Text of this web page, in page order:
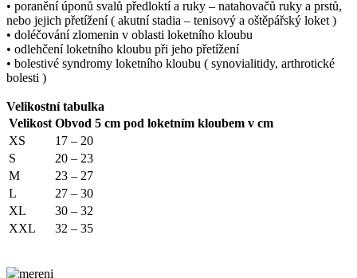
• poranění úponů svalů předloktí a ruky – natahovačů ruky a prstů,
nebo jejich přetížení ( akutní stadia – tenisový a oštěpářský loket )
• doléčování zlomenin v oblasti loketního kloubu
• odlehčení loketního kloubu při jeho přetížení
• bolestivé syndromy loketního kloubu ( synovialitidy, arthrotické
bolesti )
Velikostní tabulka
Velikost Obvod 5 cm pod loketním kloubem v cm
XS
17 – 20
S
20 – 23
M
23 – 27
L
27 – 30
XL
30 – 32
XXL
32 – 35